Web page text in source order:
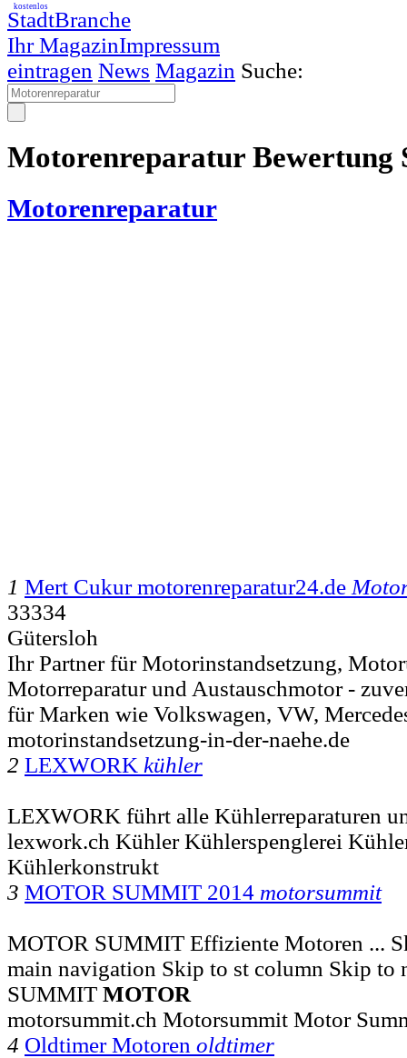
StadtBranche
Ihr MagazinImpressum
kostenlos
eintragen News Magazin Suche:
Motorenreparatur Bewertung
Motorenreparatur
1 Mert Cukur motorenreparatur24.de
33334
Gütersloh
Ihr Partner für Motorinstandsetzung,
Motorreparatur und Austauschmotor -
für Marken wie Volkswagen, VW,
motorinstandsetzung-in-der-naehe.de
2 LEXWORK kühler
LEXWORK führt alle Kühlerreparaturen
lexwork.ch Kühler Kühlerspenglerei
Kühlerkonstrukt
3 MOTOR SUMMIT 2014 motorsummit
MOTOR SUMMIT Effiziente Motoren ...
main navigation Skip to st column Skip to
SUMMIT MOTOR
motorsummit.ch Motorsummit Motor
4 Oldtimer Motoren oldtimer